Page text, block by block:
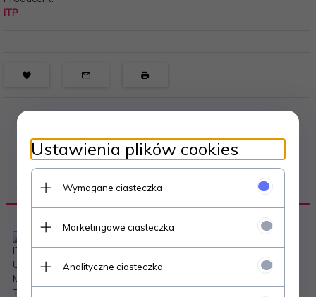
ITP
OPIS PRODUKTU
ITP jest częścią koncernu Carlisle Tire & Wheel Company z
USA, której historia sięga aż 1917 roku! Wtedy to Charles S.
Moomy utworzył zaopatrującą klientów w dętki firmę Carlisle
Tire and Rubber Company w Carlisle w Pensylwanii. Od tego
Ustawienia plików cookies
Wymagane ciasteczka
Marketingowe ciasteczka
Analityczne ciasteczka